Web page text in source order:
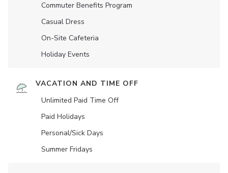
Commuter Benefits Program
Casual Dress
On-Site Cafeteria
Holiday Events
VACATION AND TIME OFF
Unlimited Paid Time Off
Paid Holidays
Personal/Sick Days
Summer Fridays